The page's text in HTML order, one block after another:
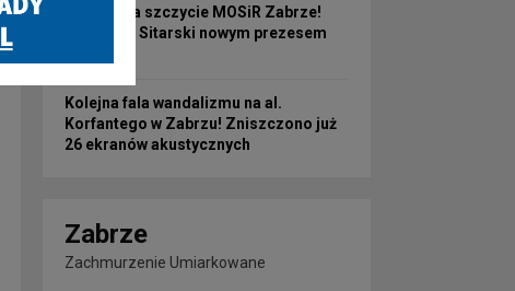
Zmiana na szczycie MOSiR Zabrze!
Krzysztof Sitarski nowym prezesem
Kolejna fala wandalizmu na al.
Korfantego w Zabrzu! Zniszczono już
26 ekranów akustycznych
Zabrze
Zachmurzenie Umiarkowane